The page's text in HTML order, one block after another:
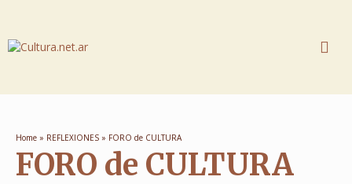
Home » REFLEXIONES » FORO de CULTURA
FORO de CULTURA